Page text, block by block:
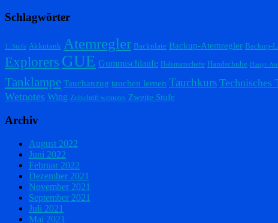
Schlagwörter
1. Stufe Akkutank Atemregler Backplate Backup-Atemregler Backup-
Explorers GUE Gummischlaufe Halsmanschette Handschuhe Haupt-
Tanklampe Tauchanzug tauchen lernen Tauchkurs Technisches
Wetnotes Wing Zeitschrift wetnotes Zweite Stufe
Archiv
August 2022
Juni 2022
Februar 2022
Dezember 2021
November 2021
September 2021
Juli 2021
Mai 2021